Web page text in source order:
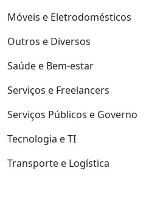
Móveis e Eletrodomésticos
Outros e Diversos
Saúde e Bem-estar
Serviços e Freelancers
Serviços Públicos e Governo
Tecnologia e TI
Transporte e Logística